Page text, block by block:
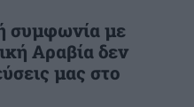
συμφωνία με
Αραβία δεν
μας στο